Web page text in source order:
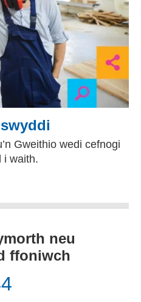
Gweithio wedi cefnogi
i waith.
neu
ffoniwch